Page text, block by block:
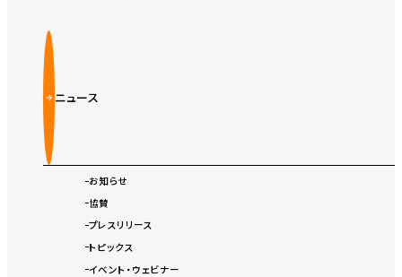
ニュース
お知らせ
協賛
プレスリリース
トピックス
イベント・ウェビナー